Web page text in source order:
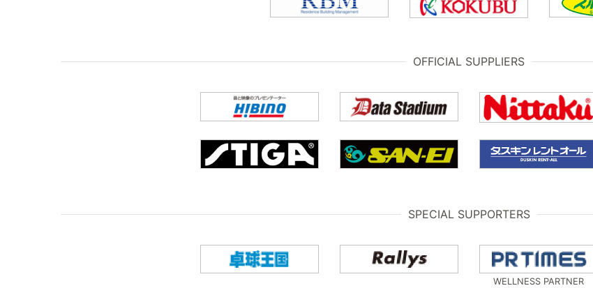
OFFICIAL SUPPLIERS
SPECIAL SUPPORTERS
WELLNESS PARTNER